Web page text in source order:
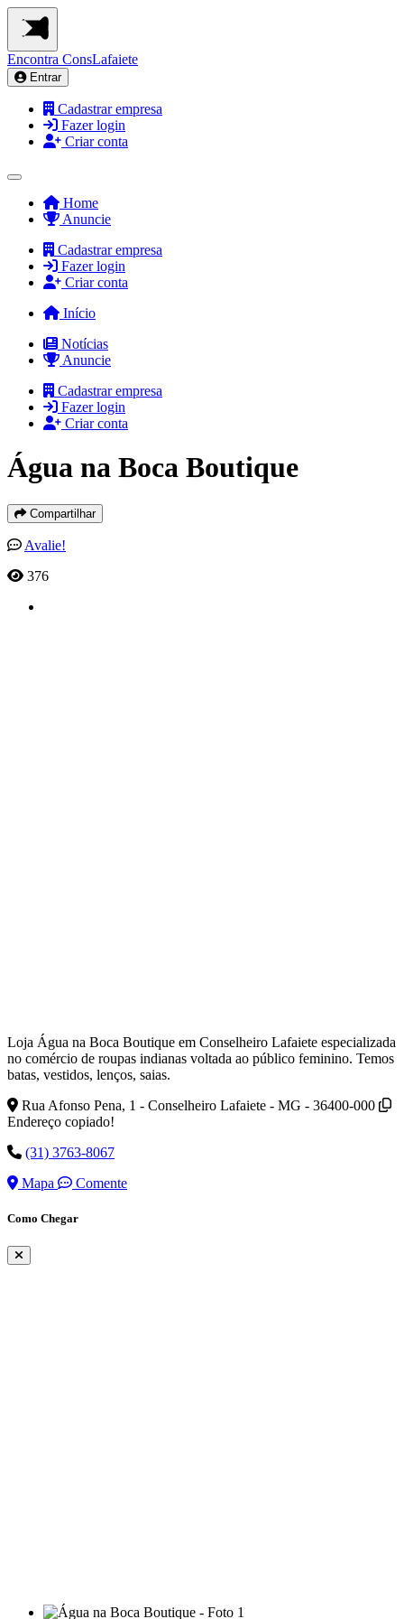
Encontra ConsLafaiete
Entrar
Cadastrar empresa
Fazer login
Criar conta
Home
Anuncie
Cadastrar empresa
Fazer login
Criar conta
Início
Notícias
Anuncie
Cadastrar empresa
Fazer login
Criar conta
Água na Boca Boutique
Compartilhar
Avalie!
376
Loja Água na Boca Boutique em Conselheiro Lafaiete especializada
no comércio de roupas indianas voltada ao público feminino. Temos
batas, vestidos, lenços, saias.
Rua Afonso Pena, 1 - Conselheiro Lafaiete - MG - 36400-000
Endereço copiado!
(31) 3763-8067
Mapa
Comente
Como Chegar